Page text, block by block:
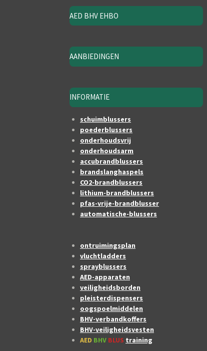
AED BHV EHBO
AANBIEDINGEN
INFORMATIE
schuimblussers
poederblussers
onderhoudsvrij
onderhoudsarm
accubrandblussers
brandslanghaspels
CO2-brandblussers
lithium-brandblussers
pfas-vrije-brandblusser
automatische-blussers
ontruimingsplan
vluchtladders
sprayblussers
AED-apparaten
veiligheidsborden
pleisterdispensers
oogspoelmiddelen
BHV-verbandkoffers
BHV-veiligheidsvesten
AED BHV BLUS training